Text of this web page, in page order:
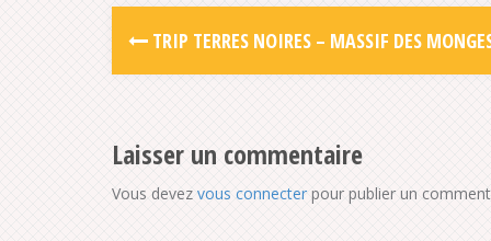
TRIP TERRES NOIRES – MASSIF DES
Laisser un commentaire
Vous devez vous connecter pour publier un